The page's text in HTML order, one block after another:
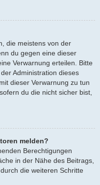
die meistens von der
du gegen eine dieser
Verwarnung erteilen. Bitte
Administration dieses
dieser Verwarnung zu tun
du die nicht sicher bist,
melden?
Berechtigungen
in der Nähe des Beitrags,
die weiteren Schritte